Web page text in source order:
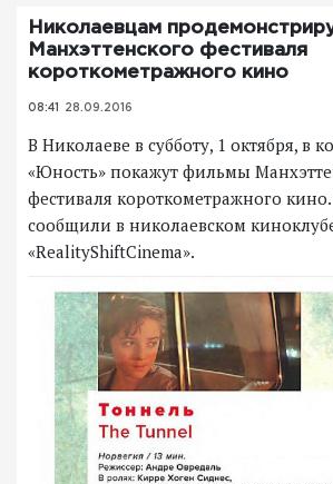
Николаевцам
Манхэттенского фестиваля
короткометражного кино
08:41 28.09.2016
В Николаеве в субботу, 1 октября, в
«Юность» покажут фильмы
фестиваля короткометражного
сообщили в николаевском
«RealityShiftCinema».